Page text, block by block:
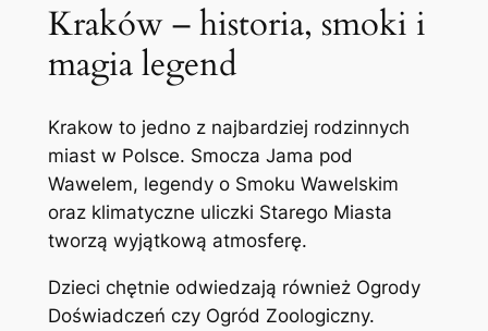
Kraków – historia, smoki i
magia legend
Krakow to jedno z najbardziej rodzinnych
miast w Polsce. Smocza Jama pod
Wawelem, legendy o Smoku Wawelskim
oraz klimatyczne uliczki Starego Miasta
tworzą wyjątkową atmosferę.
Dzieci chętnie odwiedzają również Ogrody
Doświadczeń czy Ogród Zoologiczny.